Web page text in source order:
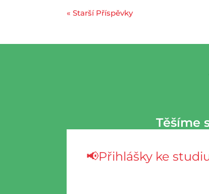
« Starší Příspěvky
Těšíme
📢Přihlášky ke